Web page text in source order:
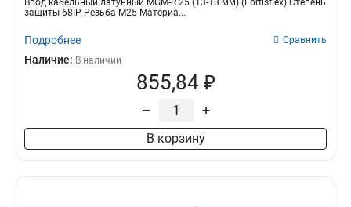
Ввод кабельный латунный MGM-R 25 (13-18 мм) (Fortisflex) Степень
защиты 68IP Резьба M25 Материа...
Подробнее Сравнить
Наличие: В наличии
855,84 ₽
– +
В корзину